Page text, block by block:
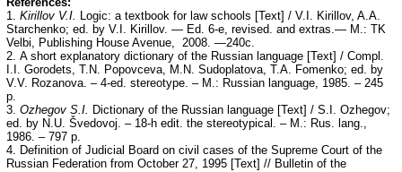
1. Kirillov V.I. Logic: a textbook for law schools [Text] / V.I. Kirillov, A.A.
Starchenko; ed. by V.I. Kirillov. — Ed. 6-e, revised. and extras.— М.: TK
Velbi, Publishing House Avenue, 2008. —240с.
2. A short explanatory dictionary of the Russian language [Text] / Compl.
I.I. Gorodets, T.N. Popovceva, M.N. Sudoplatova, T.А. Fomenko; ed. by
V.V. Rozanova. – 4-ed. stereotype. – М.: Russian language, 1985. – 245
р.
3. Ozhegov S.I. Dictionary of the Russian language [Text] / S.I. Ozhegov;
ed. by N.U. Švedovoj. – 18-h edit. the stereotypical. – М.: Rus. lang.,
1986. – 797 p.
4. Definition of Judicial Board on civil cases of the Supreme Court of the
Russian Federation from October 27, 1995 [Text] // Bulletin of the